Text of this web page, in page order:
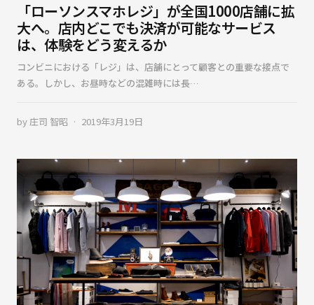
「ローソンスマホレジ」が全国1000店舗に拡
大へ。店内どこでも決済が可能なサービス
は、体験をどう変えるか
コンビニにおける「レジ」は、店舗にとって顧客との重要な接点で
ある。しかし、お昼時などの混雑時には長…
by庄司 智昭 2019年3月19日